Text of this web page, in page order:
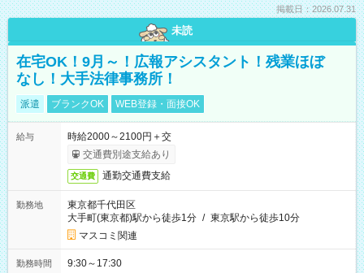
掲載日：2026.07.31
未読
在宅OK！9月～！広報アシスタント！残業ほぼ
なし！大手法律事務所！
派遣 ブランクOK WEB登録・面接OK
給与
時給2000～2100円＋交
交通費別途支給あり
交通費 通勤交通費支給
勤務地
東京都千代田区
大手町(東京都)駅から徒歩1分 / 東京駅から徒歩10分
マスコミ関連
勤務時間 9:30～17:30